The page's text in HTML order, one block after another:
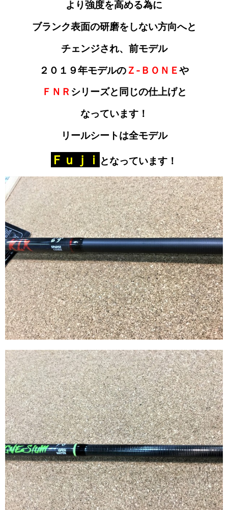
より強度を高める為に
ブランク表面の研磨をしない方向へと
チェンジされ、前モデル
２０１９年モデルの Ｚ‐ＢＯＮＥや
ＦＮＲ シリーズと同じの仕上げと
なっています！
リールシートは全モデル
Ｆｕｊｉ となっています！